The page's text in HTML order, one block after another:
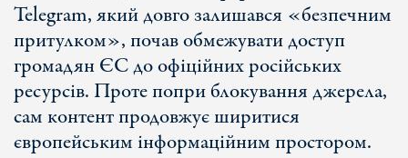
Telegram, який довго залишався «безпечним
притулком», почав обмежувати доступ
громадян ЄС до офіційних російських
ресурсів. Проте попри блокування джерела,
сам контент продовжує ширитися
європейським інформаційним простором.